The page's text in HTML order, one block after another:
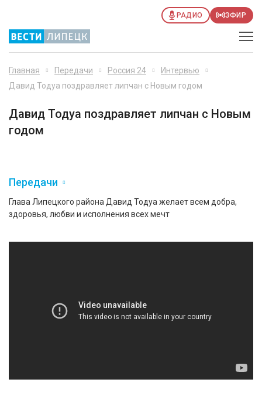
РАДИО ЭФИР
Главная Передачи Россия 24
Интервью
Давид Тодуа поздравляет липчан с Новым годом
Давид Тодуа поздравляет липчан с Новым
годом
Передачи
Глава Липецкого района Давид Тодуа желает всем добра,
здоровья, любви и исполнения всех мечт